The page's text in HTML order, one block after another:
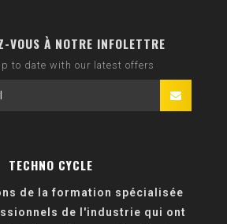
VOUS À NOTRE INFOLETTRE
to date with our latest offers
TECHNO CYCLE
de la formation spécialisée
de l'industrie qui ont